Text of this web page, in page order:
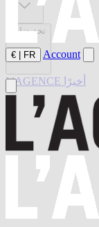
FR
€ Account
تخفيضات
L'AGENCE أخيرًا